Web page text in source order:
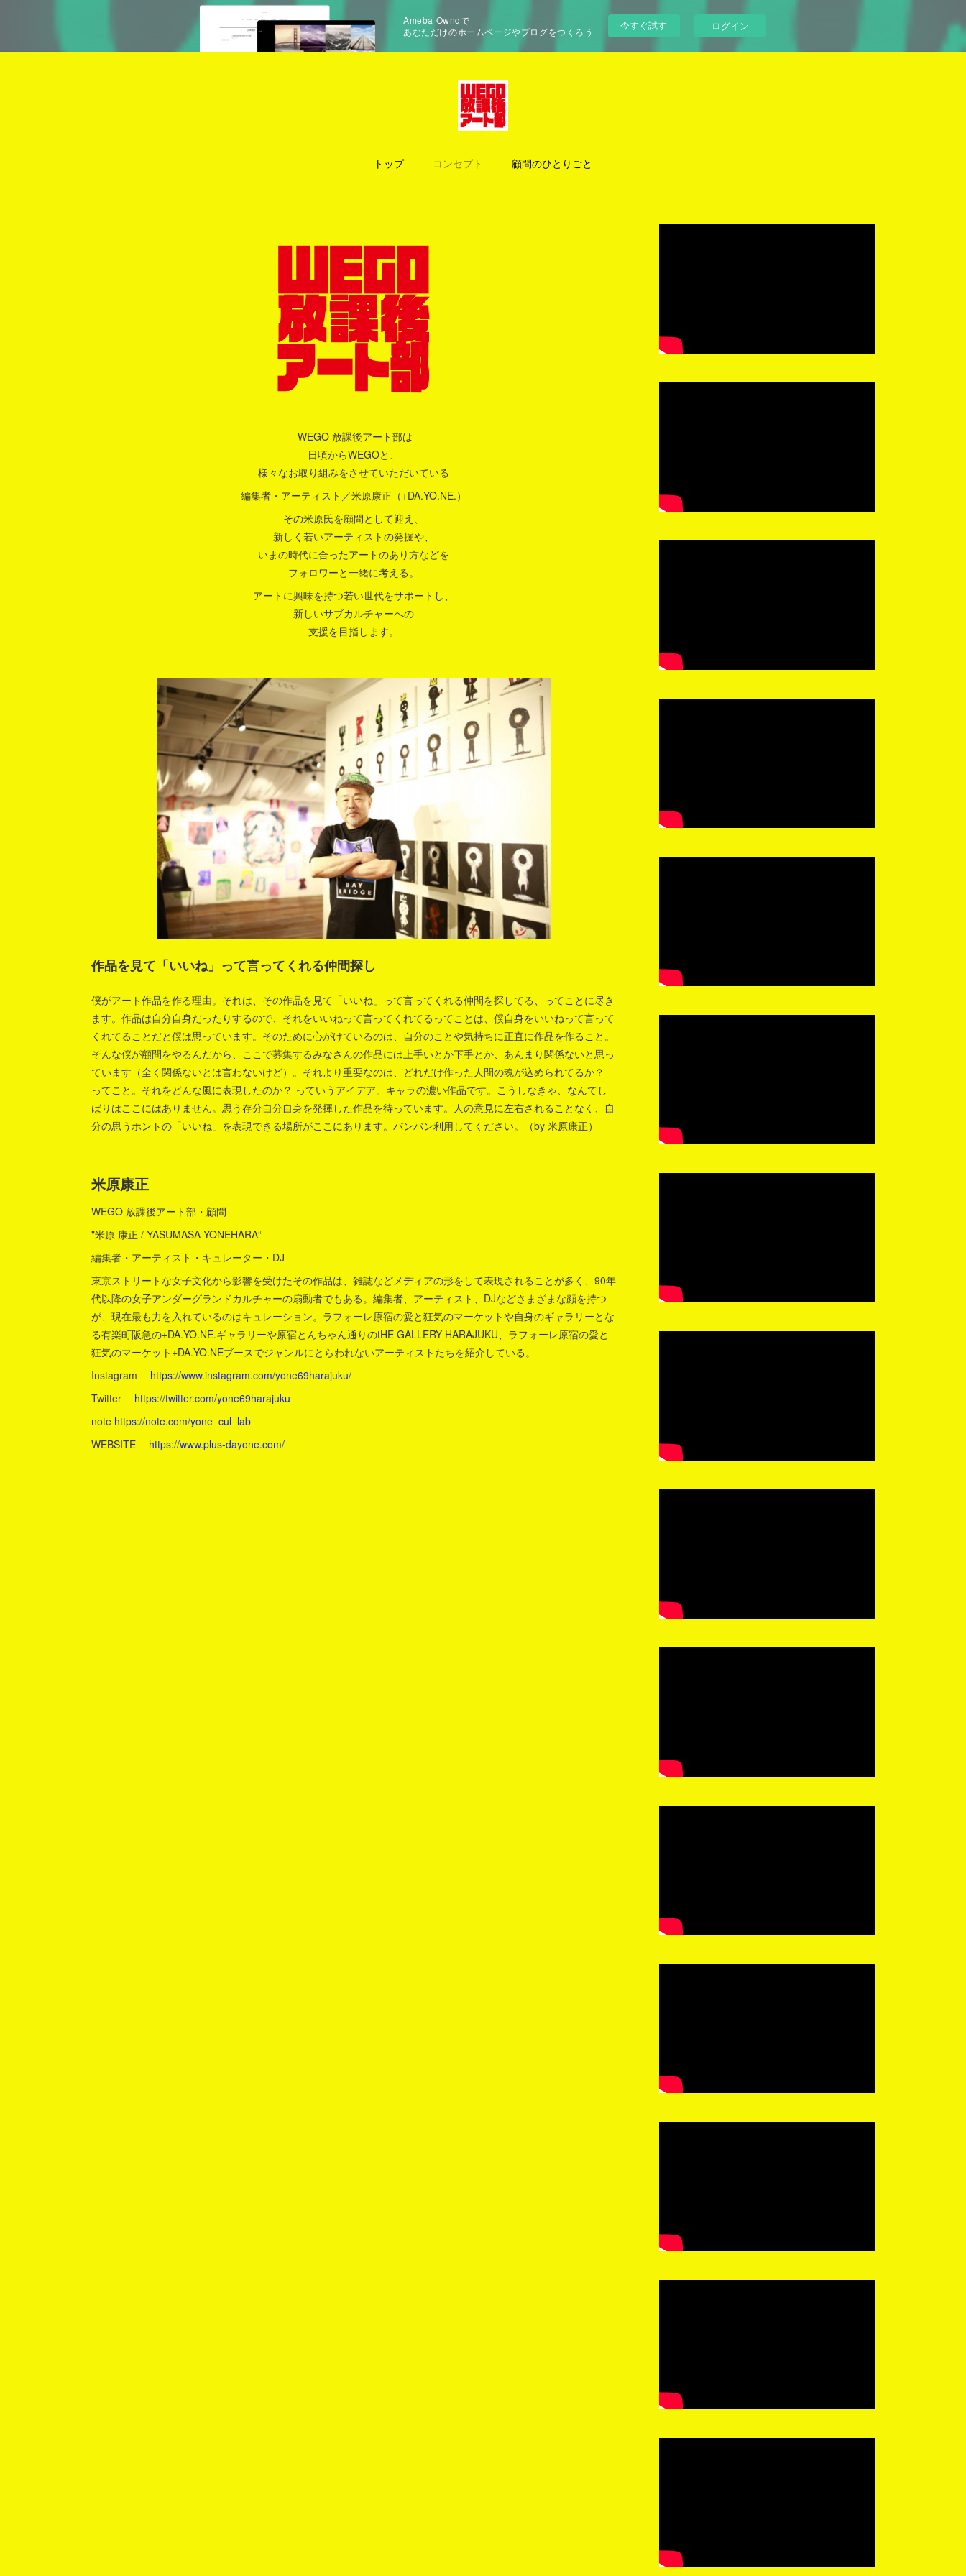
Ameba Owndで
あなただけのホームページやブログをつくろう
今すぐ試す ログイン
トップ コンセプト 顧問のひとりごと
WEGO 放課後アート部は
日頃からWEGOと、
様々なお取り組みをさせていただいている
編集者・アーティスト／米原康正（+DA.YO.NE.）
その米原氏を顧問として迎え、
新しく若いアーティストの発掘や、
いまの時代に合ったアートのあり方などを
フォロワーと一緒に考える。
アートに興味を持つ若い世代をサポートし、
新しいサブカルチャーへの
支援を目指します。
作品を見て「いいね」って言ってくれる仲間探し
僕がアート作品を作る理由。それは、その作品を見て「いいね」って言ってくれる仲間を探してる、ってことに尽き
ます。作品は自分自身だったりするので、それをいいねって言ってくれてるってことは、僕自身をいいねって言って
くれてることだと僕は思っています。そのために心がけているのは、自分のことや気持ちに正直に作品を作ること。
そんな僕が顧問をやるんだから、ここで募集するみなさんの作品には上手いとか下手とか、あんまり関係ないと思っ
ています（全く関係ないとは言わないけど）。それより重要なのは、どれだけ作った人間の魂が込められてるか？
ってこと。それをどんな風に表現したのか？ っていうアイデア。キャラの濃い作品です。こうしなきゃ、なんてし
ばりはここにはありません。思う存分自分自身を発揮した作品を待っています。人の意見に左右されることなく、自
分の思うホントの「いいね」を表現できる場所がここにあります。バンバン利用してください。（by 米原康正）
米原康正
WEGO 放課後アート部・顧問
"米原 康正 / YASUMASA YONEHARA“
編集者・アーティスト・キュレーター・DJ
東京ストリートな女子文化から影響を受けたその作品は、雑誌などメディアの形をして表現されることが多く、90年
代以降の女子アンダーグランドカルチャーの扇動者でもある。編集者、アーティスト、DJなどさまざまな顔を持つ
が、現在最も力を入れているのはキュレーション。ラフォーレ原宿の愛と狂気のマーケットや自身のギャラリーとな
る有楽町阪急の+DA.YO.NE.ギャラリーや原宿とんちゃん通りのtHE GALLERY HARAJUKU、ラフォーレ原宿の愛と
狂気のマーケット+DA.YO.NEブースでジャンルにとらわれないアーティストたちを紹介している。
Instagram
https://www.instagram.com/yone69harajuku/
Twitter
https://twitter.com/yone69harajuku
note https://note.com/yone_cul_lab
WEBSITE
https://www.plus-dayone.com/